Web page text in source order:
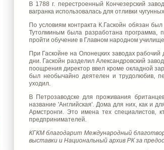
В 1788 г. перестроенный Кончезерский
вагранка использовалась для отливки
По условиям контракта К.Гаскойн обязан
Тутолминым была разработана программа,
пройти обучение в Главном народном
При Гаскойне на Олонецких заводах
дни. Гаскойн разделил Александровский
поощрения директор ввел кроме окладной
был необычайно деятелен и трудолюбив,
уходил.
В Петрозаводске для проживания
название 'Английская'. Дома для них, как и
Армстронги. Это имена тех специалистов,
предпринимателей.
КГКМ благодарит Международный
выставки и Национальный архив РК за